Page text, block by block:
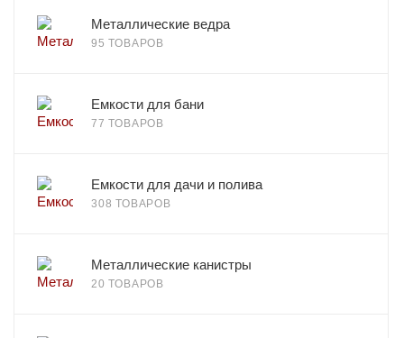
Металлические ведра
95 ТОВАРОВ
Емкости для бани
77 ТОВАРОВ
Емкости для дачи и полива
308 ТОВАРОВ
Металлические канистры
20 ТОВАРОВ